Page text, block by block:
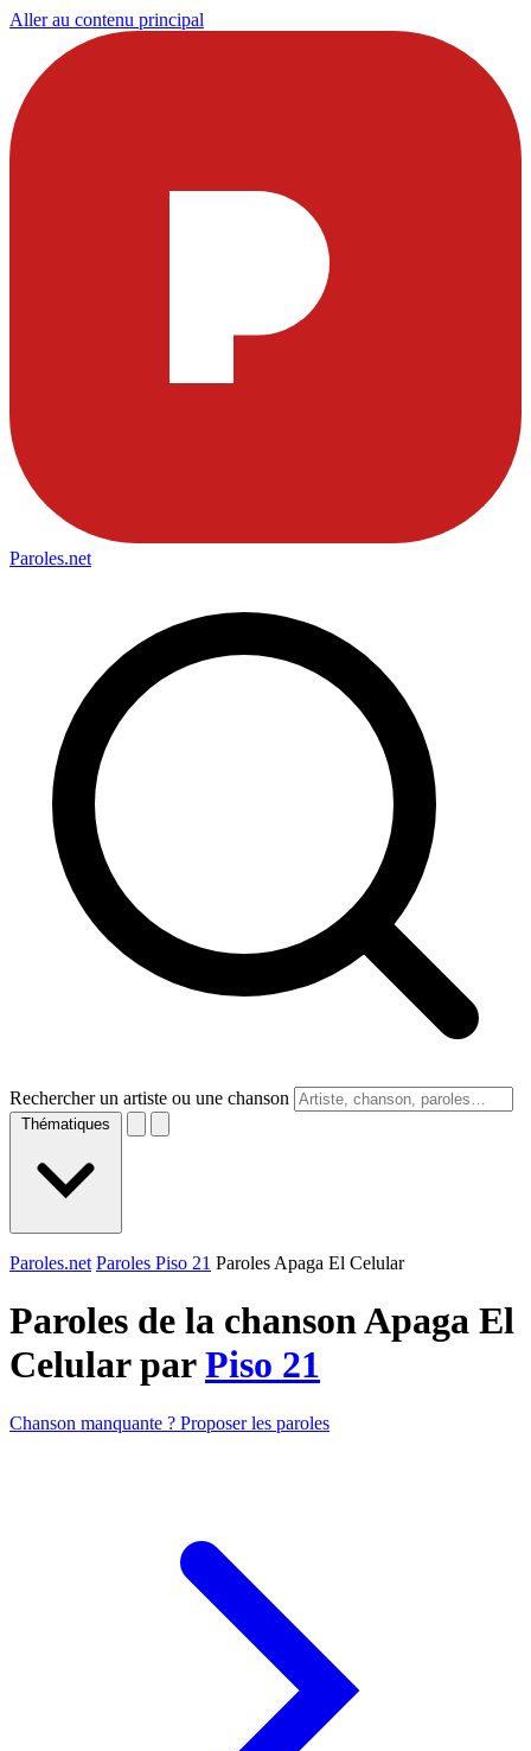
Aller au contenu principal
Paroles.net
Rechercher un artiste ou une chanson
Thématiques
Paroles.net Paroles Piso 21 Paroles Apaga El Celular
Paroles de la chanson Apaga El
Celular parPiso 21
Chanson manquante ? Proposer les paroles